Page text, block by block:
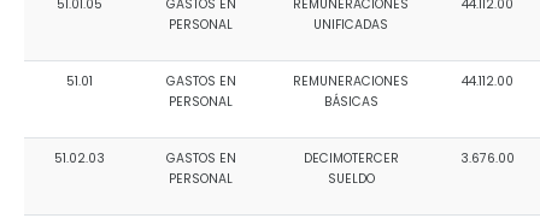
51.01.05
GASTOS EN
PERSONAL
REMUNERACIONES
UNIFICADAS
44.112.00
51.01
GASTOS EN
PERSONAL
REMUNERACIONES
BÁSICAS
44.112.00
51.02.03
GASTOS EN
PERSONAL
DECIMOTERCER
SUELDO
3.676.00